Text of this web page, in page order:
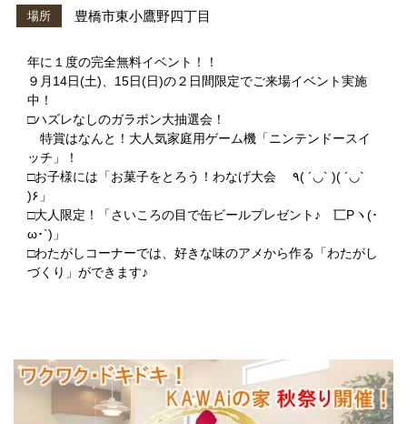
場所 豊橋市東小鷹野四丁目
年に１度の完全無料イベント！！
９月14日(土)、15日(日)の２日間限定でご来場イベント実施
中！
□ハズレなしのガラポン大抽選会！
特賞はなんと！大人気家庭用ゲーム機「ニンテンドースイ
ッチ」！
□お子様には「お菓子をとろう！わなげ大会 ٩( ´◡` )( ´◡`
)۶」
□大人限定！「さいころの目で缶ビールプレゼント♪ 匸Pヽ(･
ω･`)」
□わたがしコーナーでは、好きな味のアメから作る「わたがし
づくり」ができます♪